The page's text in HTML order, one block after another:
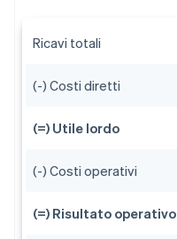
Ricavi totali
(-) Costi diretti
(=) Utile lordo
(-) Costi operativi
(=) Risultato operativo